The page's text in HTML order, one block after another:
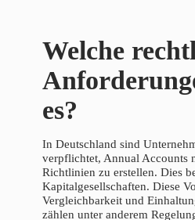
Welche
es?
In Deutschland sind
verpflichtet, Annual Accounts
Richtlinien zu erstellen. Dies
Kapitalgesellschaften. Diese
Vergleichbarkeit und
zählen unter anderem